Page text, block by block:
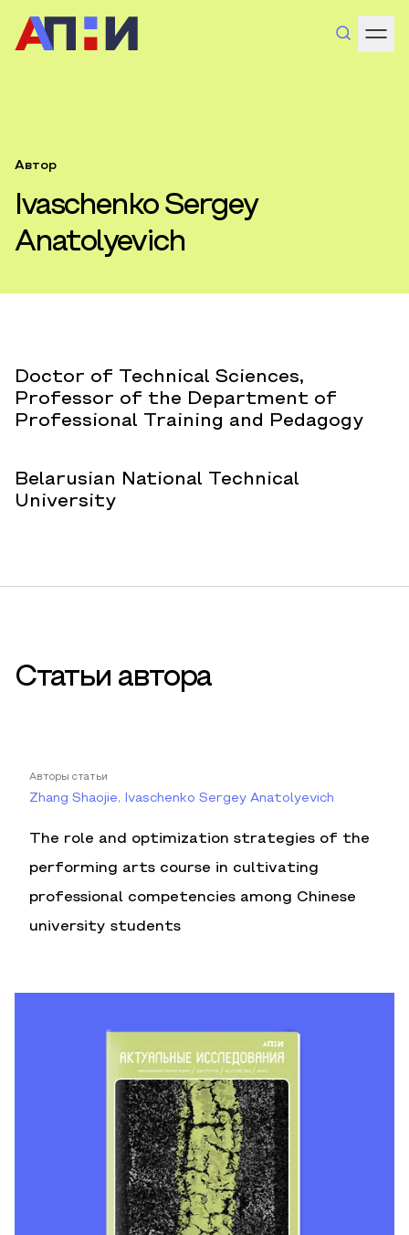
Автор
Ivaschenko Sergey
Anatolyevich
Doctor of Technical Sciences,
Professor of the Department of
Professional Training and Pedagogy
Belarusian National Technical
University
Статьи автора
Авторы статьи
Zhang Shaojie, Ivaschenko Sergey Anatolyevich
The role and optimization strategies of the
performing arts course in cultivating
professional competencies among Chinese
university students